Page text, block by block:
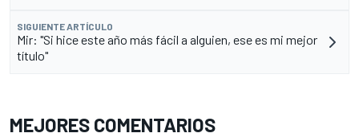
SIGUIENTE ARTÍCULO
Mir: "Si hice este año más fácil a alguien, ese es mi mejor
título"
MEJORES COMENTARIOS